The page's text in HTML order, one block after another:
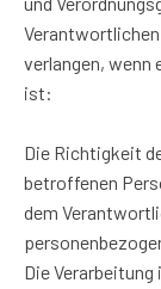
verlangen, wenn
ist:
Die Richtigkeit
betroffenen
dem
Die